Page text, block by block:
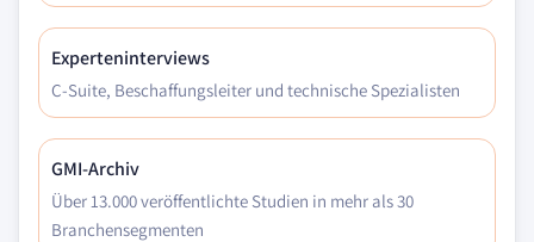
Experteninterviews
C-Suite, Beschaffungsleiter und technische Spezialisten
GMI-Archiv
Über 13.000 veröffentlichte Studien in mehr als 30
Branchensegmenten